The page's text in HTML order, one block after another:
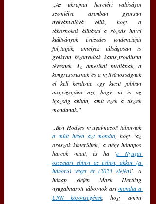
„Az ukrajnai harctéri valóságot
szemlélve azonban gyorsan
nyilvánvalóvá válik, hogy a
tábornokok állításai a rózsás harci
kiáltványok évtizedes tendenciáját
folytatják, amelyek túlságosan is
gyakran bizonyultak katasztrofálisan
tévesnek. Az amerikai médiának, a
kongresszusnak és a nyilvánosságnak
el kell kezdenie egy kicsit jobban
megvizsgálni azt, hogy mi is az
igazság abban, amit ezek a tisztek
mondanak.”
„Ben Hodges nyugalmazott tábornok
a múlt héten azt mondta, hogy 'az
oroszok kimerültek', a négy hónapos
harcok miatt, és ha 'a Nyugat
összetart ebben az évben, akkor (a
háború) véget ér (2023 elején)'. A
hónap elején Mark Hertling
nyugalmazott tábornok azt mondta a
CNN közönségének, hogy amint